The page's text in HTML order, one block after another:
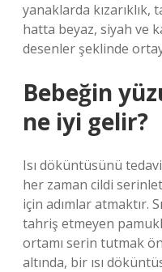
yanaklarda
hatta beyaz, siyah ve
desenler şeklinde
Bebeğin
ne iyi gelir?
Isı döküntüsünü
her zaman cildi
için adımlar atmaktır.
tahriş etmeyen
ortamı serin tutmak
altında, bir ısı